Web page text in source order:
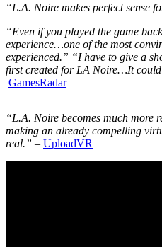
“L.A. Noire makes perfect sense
“Even if you played the game
experience…one of the most
experienced.” “I have to give a
first created for LA Noire…It
GamesRadar
“L.A. Noire becomes much
making an already compelling
real.” – UploadVR